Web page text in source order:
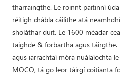
tharraingthe. Le roinnt paitinní
réitigh chábla cáilithe atá
sholáthar duit. Le 1600 méadar
taighde & forbartha agus táirgthe.
agus iarrachtaí móra nuálaíochta
MOCO, tá go leor táirgí coitianta